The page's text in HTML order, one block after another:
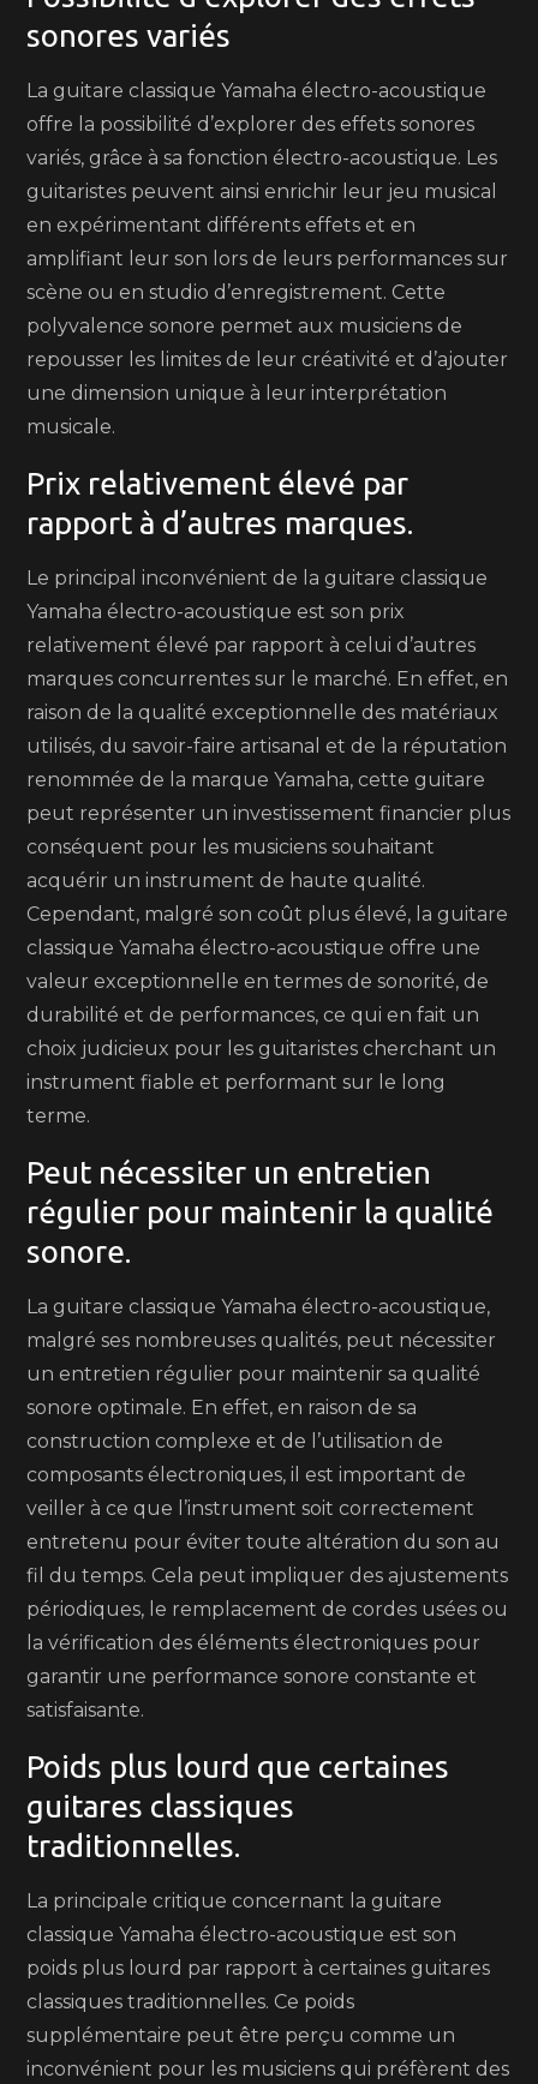
sonores variés
La guitare classique Yamaha électro-acoustique
offre la possibilité d’explorer des effets sonores
variés, grâce à sa fonction électro-acoustique. Les
guitaristes peuvent ainsi enrichir leur jeu musical
en expérimentant différents effets et en
amplifiant leur son lors de leurs performances sur
scène ou en studio d’enregistrement. Cette
polyvalence sonore permet aux musiciens de
repousser les limites de leur créativité et d’ajouter
une dimension unique à leur interprétation
musicale.
Prix relativement élevé par
rapport à d’autres marques.
Le principal inconvénient de la guitare classique
Yamaha électro-acoustique est son prix
relativement élevé par rapport à celui d’autres
marques concurrentes sur le marché. En effet, en
raison de la qualité exceptionnelle des matériaux
utilisés, du savoir-faire artisanal et de la réputation
renommée de la marque Yamaha, cette guitare
peut représenter un investissement financier plus
conséquent pour les musiciens souhaitant
acquérir un instrument de haute qualité.
Cependant, malgré son coût plus élevé, la guitare
classique Yamaha électro-acoustique offre une
valeur exceptionnelle en termes de sonorité, de
durabilité et de performances, ce qui en fait un
choix judicieux pour les guitaristes cherchant un
instrument fiable et performant sur le long
terme.
Peut nécessiter un entretien
régulier pour maintenir la qualité
sonore.
La guitare classique Yamaha électro-acoustique,
malgré ses nombreuses qualités, peut nécessiter
un entretien régulier pour maintenir sa qualité
sonore optimale. En effet, en raison de sa
construction complexe et de l’utilisation de
composants électroniques, il est important de
veiller à ce que l’instrument soit correctement
entretenu pour éviter toute altération du son au
fil du temps. Cela peut impliquer des ajustements
périodiques, le remplacement de cordes usées ou
la vérification des éléments électroniques pour
garantir une performance sonore constante et
satisfaisante.
Poids plus lourd que certaines
guitares classiques
traditionnelles.
La principale critique concernant la guitare
classique Yamaha électro-acoustique est son
poids plus lourd par rapport à certaines guitares
classiques traditionnelles. Ce poids
supplémentaire peut être perçu comme un
inconvénient pour les musiciens qui préfèrent des